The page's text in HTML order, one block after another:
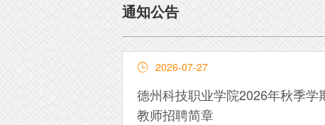
通知公告
 2026-07-27
德州科技职业学院2026年秋季学
教师招聘简章